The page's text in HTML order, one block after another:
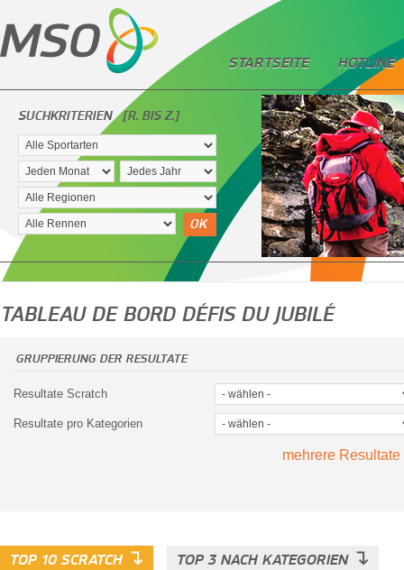
STARTSEITE HOTLINE
SUCHKRITERIEN [R. BIS Z.]
OK
TABLEAU DE BORD DÉFIS DU JUBILÉ
GRUPPIERUNG DER RESULTATE
Resultate Scratch
Resultate pro Kategorien
mehrere Resultate
TOP 10 SCRATCH ↴ TOP 3 NACH KATEGORIEN ↴